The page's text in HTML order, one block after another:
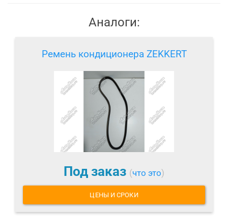
Аналоги:
Ремень кондиционера ZEKKERT
Под заказ (что это)
ЦЕНЫ И СРОКИ